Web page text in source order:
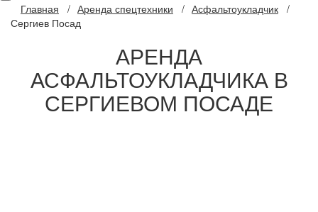
Главная / Аренда спецтехники / Асфальтоукладчик /
Сергиев Посад
АРЕНДА
АСФАЛЬТОУКЛАДЧИКА В
СЕРГИЕВОМ ПОСАДЕ